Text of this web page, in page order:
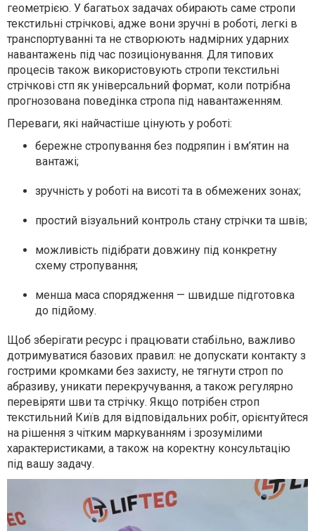
геометрією. У багатьох задачах обирають саме стропи
текстильні стрічкові, адже вони зручні в роботі, легкі в
транспортуванні та не створюють надмірних ударних
навантажень під час позиціонування. Для типових
процесів також використовують стропи текстильні
стрічкові стп як універсальний формат, коли потрібна
прогнозована поведінка стропа під навантаженням.
Переваги, які найчастіше цінують у роботі:
бережне стропування без подряпин і вм’ятин на
вантажі;
зручність у роботі на висоті та в обмежених зонах;
простий візуальний контроль стану стрічки та швів;
можливість підібрати довжину під конкретну
схему стропування;
менша маса спорядження — швидше підготовка
до підйому.
Щоб зберігати ресурс і працювати стабільно, важливо
дотримуватися базових правил: не допускати контакту з
гострими кромками без захисту, не тягнути строп по
абразиву, уникати перекручування, а також регулярно
перевіряти шви та стрічку. Якщо потрібен строп
текстильний Київ для відповідальних робіт, орієнтуйтеся
на рішення з чітким маркуванням і зрозумілими
характеристиками, а також на коректну консультацію
під вашу задачу.